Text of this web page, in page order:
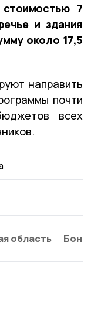
стоимостью 7
и здания
около 17,5
направить
почти
всех
область